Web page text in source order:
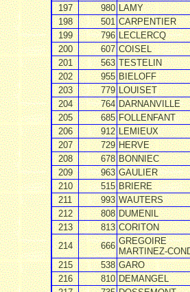
197
980 LAMY
198
501 CARPENTIER
199
796 LECLERCQ
200
607 COISEL
201
563 TESTELIN
202
955 BIELOFF
203
779 LOUISET
204
764 DARNANVILLE
205
685 FOLLENFANT
206
912 LEMIEUX
207
729 HERVE
208
678 BONNIEC
209
963 GAULIER
210
515 BRIERE
211
993 WAUTERS
212
808 DUMENIL
213
813 CORITON
214
666 GREGOIRE
MARTINEZ-
215
538 GARO
216
810 DEMANGEL